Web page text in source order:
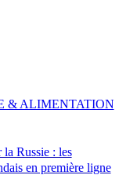
Russie : les
en première ligne
& ALIMENTATION